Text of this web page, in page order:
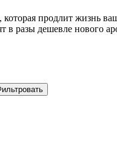
продлит жизнь
в разы дешевле